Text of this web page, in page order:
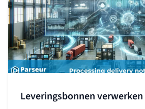
Leveringsbonnen verwerken